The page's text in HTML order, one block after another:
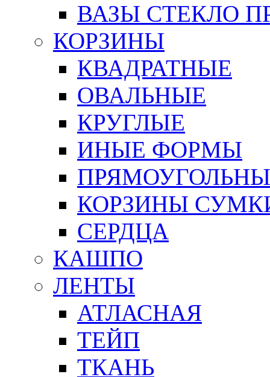
ВАЗЫ СТЕКЛО
КОРЗИНЫ
КВАДРАТНЫЕ
ОВАЛЬНЫЕ
КРУГЛЫЕ
ИНЫЕ ФОРМЫ
КОРЗИНЫ
СЕРДЦА
КАШПО
ЛЕНТЫ
АТЛАСНАЯ
ТЕЙП
ТКАНЬ